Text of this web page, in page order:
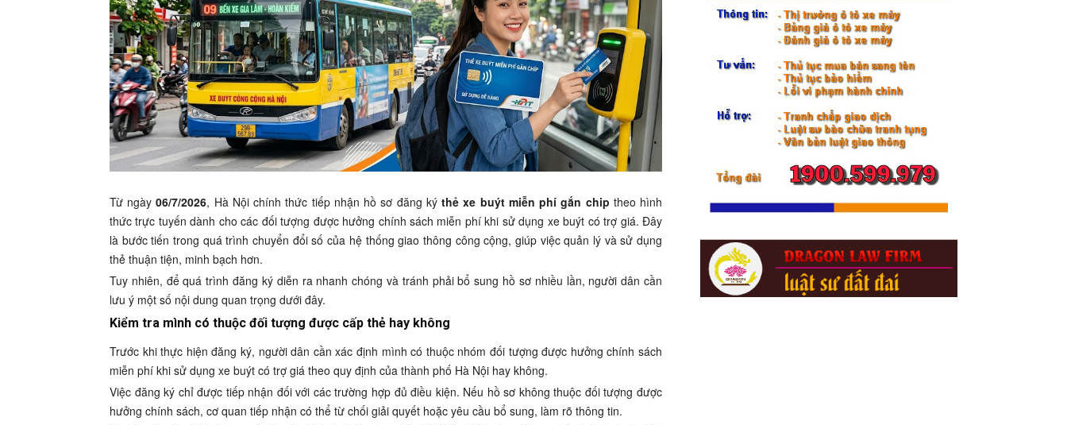
Từ ngày06/7/2026, Hà Nội chính thức tiếp nhận hồ sơ đăng kýthẻ xe buýt miễn phí gắn chip theo hình
thức trực tuyến dành cho các đối tượng được hưởng chính sách miễn phí khi sử dụng xe buýt có trợ giá. Đây
là bước tiến trong quá trình chuyển đổi số của hệ thống giao thông công cộng, giúp việc quản lý và sử dụng
thẻ thuận tiện, minh bạch hơn.
Tuy nhiên, để quá trình đăng ký diễn ra nhanh chóng và tránh phải bổ sung hồ sơ nhiều lần, người dân cần
lưu ý một số nội dung quan trọng dưới đây.
Kiểm tra mình có thuộc đối tượng được cấp thẻ hay không
Trước khi thực hiện đăng ký, người dân cần xác định mình có thuộc nhóm đối tượng được hưởng chính sách
miễn phí khi sử dụng xe buýt có trợ giá theo quy định của thành phố Hà Nội hay không.
Việc đăng ký chỉ được tiếp nhận đối với các trường hợp đủ điều kiện. Nếu hồ sơ không thuộc đối tượng được
hưởng chính sách, cơ quan tiếp nhận có thể từ chối giải quyết hoặc yêu cầu bổ sung, làm rõ thông tin.